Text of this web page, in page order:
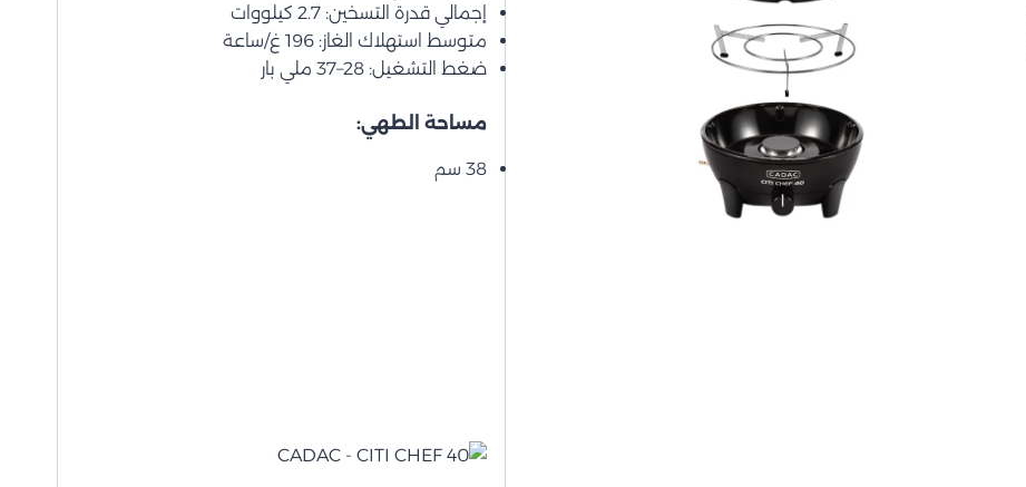
إجمالي قدرة التسخين: 2.7 كيلووات
متوسط استهلاك الغاز: 196 غ/ساعة
ضغط التشغيل: 28–37 ملي بار
مساحة الطهي:
38 سم